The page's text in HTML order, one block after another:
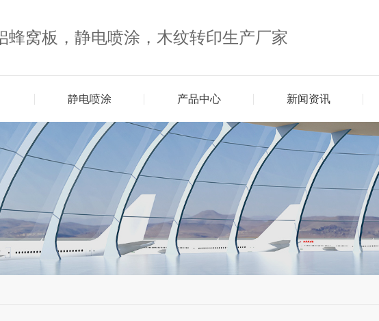
蜂窝板，静电喷涂，木纹转印生产厂家
静电喷涂 产品中心 新闻资讯